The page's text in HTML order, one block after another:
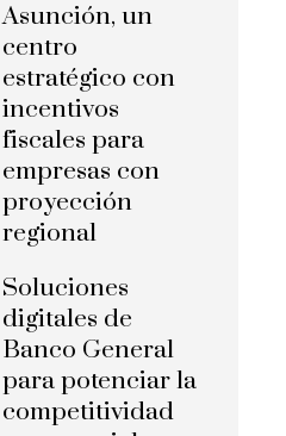
Asunción, un
centro
estratégico con
incentivos
fiscales para
empresas con
proyección
regional
Soluciones
digitales de
Banco General
para potenciar la
competitividad